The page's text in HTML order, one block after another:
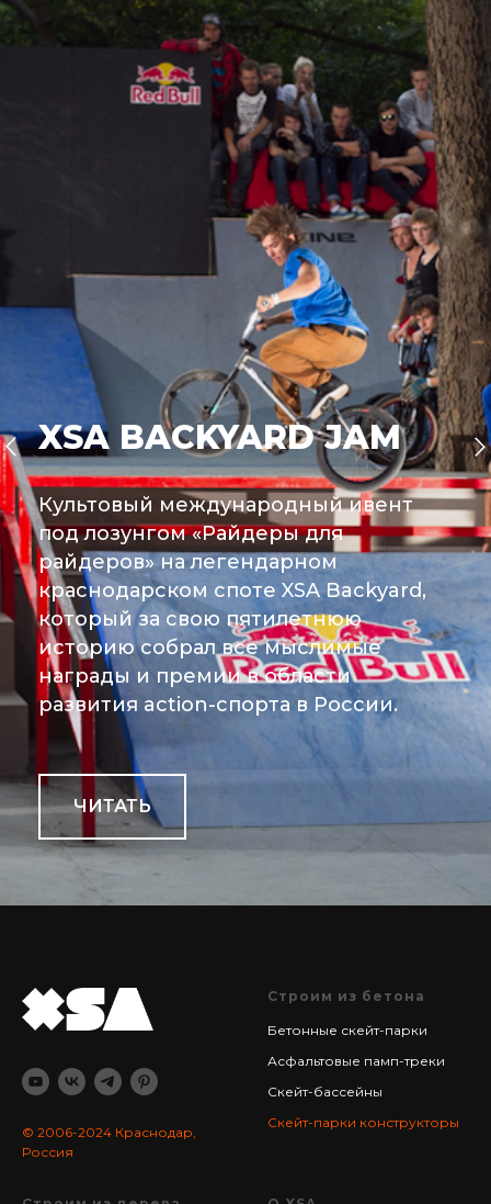
XSA BACKYARD JAM
Культовый международный ивент
под лозунгом «Райдеры для
райдеров» на легендарном
краснодарском споте XSA Backyard,
который за свою пятилетнюю
историю собрал все мыслимые
награды и премии в области
развития action-спорта в России.
ЧИТАТЬ
© 2006-2024 Краснодар,
Россия
Строим из бетона
Бетонные скейт-парки
Асфальтовые памп-треки
Скейт-бассейны
Cкейт-парки конструкторы